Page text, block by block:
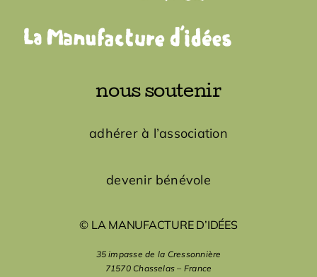
nous soutenir
adhérer à l’association
devenir bénévole
© LA MANUFACTURE D’IDÉES
35 impasse de la Cressonnière
71570 Chasselas – France